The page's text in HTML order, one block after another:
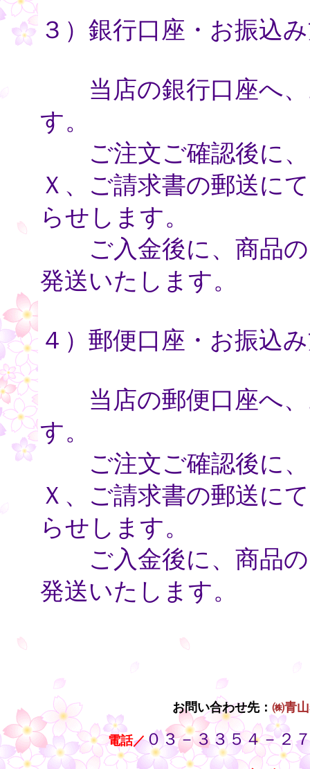
３）銀行口座・お振込
当店の銀行口座へ、
す。
ご注文ご確認後に、
Ｘ、ご請求書の郵送に
らせします。
ご入金後に、商品の
発送いたします。
４）郵便口座・お振込
当店の郵便口座へ、
す。
ご注文ご確認後に、
Ｘ、ご請求書の郵送に
らせします。
ご入金後に、商品の
発送いたします。
お問い合わせ先： ㈱青
・・電話／０３－３３５４－２